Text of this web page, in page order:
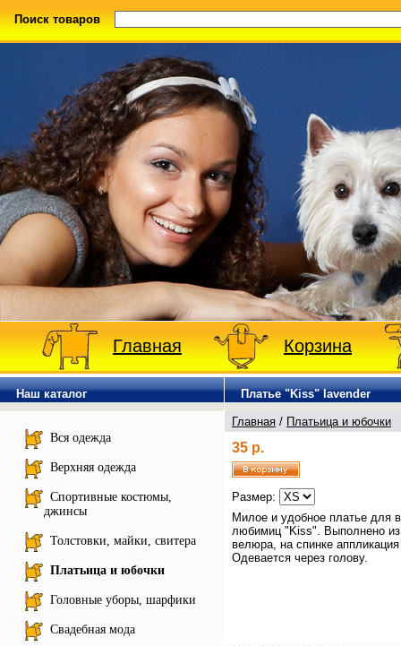
Поиск товаров
Главная Корзина
Наш каталог
Вся одежда
Верхняя одежда
Спортивные костюмы,
джинсы
Толстовки, майки, свитера
Платьица и юбочки
Головные уборы, шарфики
Свадебная мода
Платье "Kiss" lavender
Главная / Платьица и юбочки
35 р.
Размер:
Милое и удобное платье для
любимиц "Kiss". Выполнено из
велюра, на спинке аппликация
Одевается через голову.